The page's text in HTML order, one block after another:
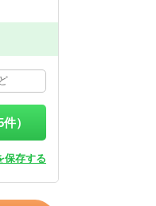
件）
保存する